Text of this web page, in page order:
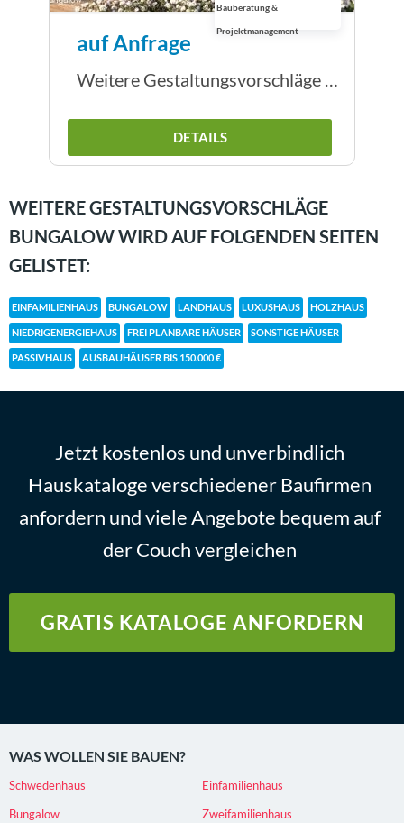
auf Anfrage
Weitere Gestaltungsvorschläge Bungalow
DETAILS
WEITERE GESTALTUNGSVORSCHLÄGE
BUNGALOW WIRD AUF FOLGENDEN SEITEN
GELISTET:
EINFAMILIENHAUS BUNGALOW LANDHAUS LUXUSHAUS HOLZHAUS
NIEDRIGENERGIEHAUS FREI PLANBARE HÄUSER SONSTIGE HÄUSER
PASSIVHAUS AUSBAUHÄUSER BIS 150.000 €
Jetzt kostenlos und unverbindlich
Hauskataloge verschiedener Baufirmen
anfordern und viele Angebote bequem auf
der Couch vergleichen
GRATIS KATALOGE ANFORDERN
WAS WOLLEN SIE BAUEN?
Schwedenhaus
Einfamilienhaus
Bungalow
Zweifamilienhaus